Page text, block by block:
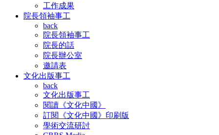
工作成果
院長領袖事工
back
院長領袖事工
院長的話
院長辦公室
邀請表
文化出版事工
back
文化出版事工
閱讀《文化中國》
訂閱《文化中國》印刷版
學術交流研討